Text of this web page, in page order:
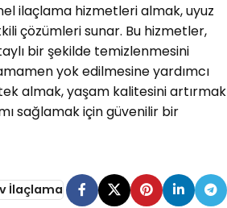
ilaçlama hizmetleri almak, uyuz
çözümleri sunar. Bu hizmetler,
bir şekilde temizlenmesini
yok edilmesine yardımcı
almak, yaşam kalitesini artırmak
sağlamak için güvenilir bir
İlaçlama